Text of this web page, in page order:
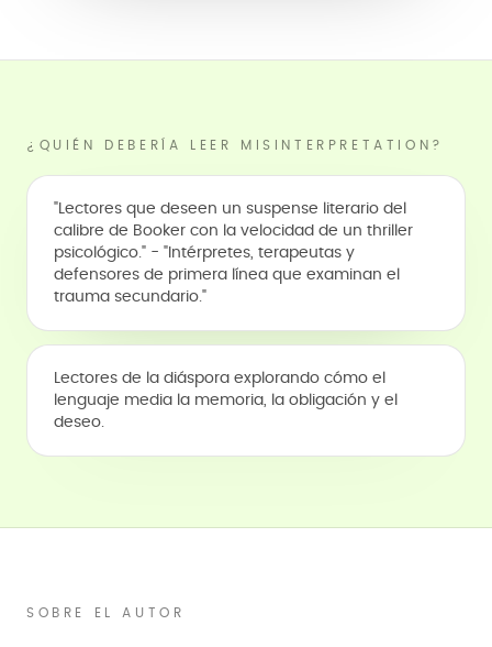
¿QUIÉN DEBERÍA LEER MISINTERPRETATION?
"Lectores que deseen un suspense literario del
calibre de Booker con la velocidad de un thriller
psicológico." - "Intérpretes, terapeutas y
defensores de primera línea que examinan el
trauma secundario."
Lectores de la diáspora explorando cómo el
lenguaje media la memoria, la obligación y el
deseo.
SOBRE EL AUTOR